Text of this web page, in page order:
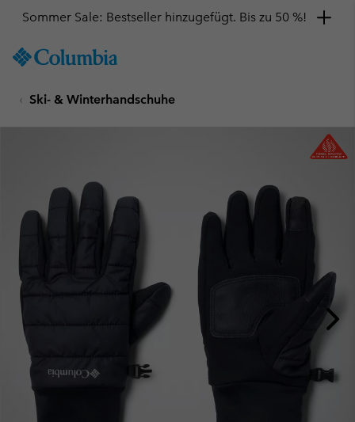
TO
SKIP
MAIN
SEARCH
Sommer Sale: Bestseller hinzugefügt. Bis zu 50 %!
Ski- & Winterhandschuhe